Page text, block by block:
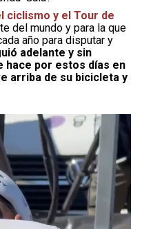
ciclismo y el Tour de
del mundo y para la que
año para disputar y
adelante y sin
hace por estos días en
arriba de su bicicleta y